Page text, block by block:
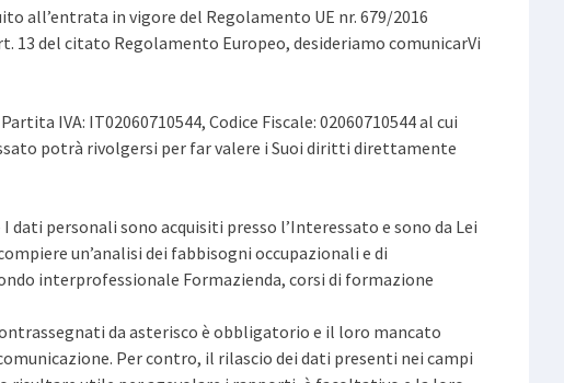
all’entrata in vigore del Regolamento UE nr. 679/2016
13 del citato Regolamento Europeo, desideriamo comunicarVi
IVA: IT02060710544, Codice Fiscale: 02060710544 al cui
potrà rivolgersi per far valere i Suoi diritti direttamente
I dati personali sono acquisiti presso l’Interessato e sono da Lei
un’analisi dei fabbisogni occupazionali e di
interprofessionale Formazienda, corsi di formazione
da asterisco è obbligatorio e il loro mancato
Per contro, il rilascio dei dati presenti nei campi